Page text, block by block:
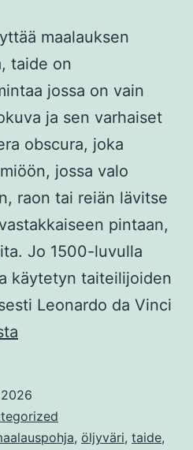
maalauksen
taide on
jossa on vain
ja sen varhaiset
obscura, joka
jossa valo
raon tai reiän lävitse
pintaan,
Jo 1500-luvulla
käytetyn taiteilijoiden
Leonardo da Vinci
mallina
, öljyväri, taide,